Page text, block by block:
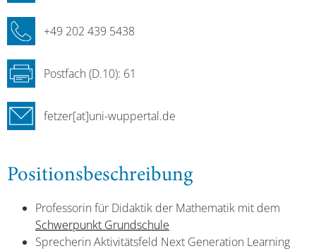
+49 202 439 5438
Postfach (D.10): 61
fetzer[at]uni-wuppertal.de
Positionsbeschreibung
Professorin für Didaktik der Mathematik mit dem
Schwerpunkt Grundschule
Sprecherin Aktivitätsfeld Next Generation Learning